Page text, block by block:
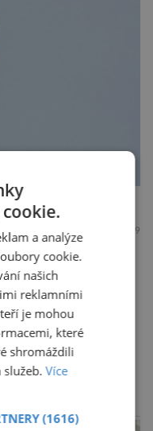
sýčka
7.8.2019
letos
velkému
malý hlodavec
dostali povolení
jedem. Od 5.
Ústředního
zemědělského
že v ohrožení
›
a analýze
cookie.
našich
reklamními
je mohou
které
shromáždili
služeb.Více
(1616)